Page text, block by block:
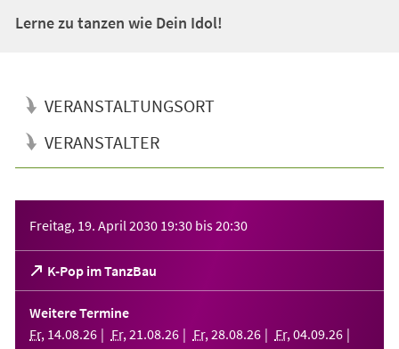
Lerne zu tanzen wie Dein Idol!
VERANSTALTUNGSORT
VERANSTALTER
Freitag, 19. April 2030 19:30 bis20:30
K-Pop im TanzBau
(Öffnet
in
einem
neuen
Tab)
Weitere Termine
Fr, 14.08.26 Fr, 21 .08.26 Fr, 28.08.26 Fr, 04.09.26